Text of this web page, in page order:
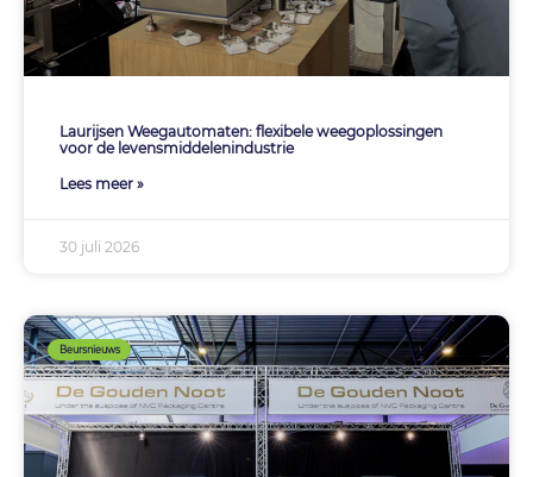
Laurijsen Weegautomaten: flexibele weegoplossingen
voor de levensmiddelenindustrie
Lees meer »
30 juli 2026
Beursnieuws